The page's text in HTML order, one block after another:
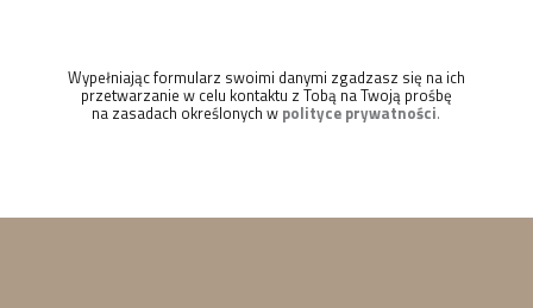
Wypełniając formularz swoimi danymi zgadzasz się na ich
przetwarzanie w celu kontaktu z Tobą na Twoją prośbę
na zasadach określonych w polityce prywatności.